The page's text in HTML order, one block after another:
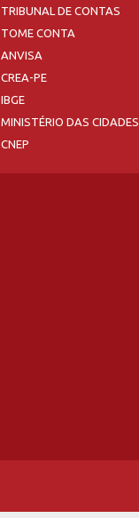
TRIBUNAL DE CONTAS
TOME CONTA
ANVISA
CREA-PE
IBGE
MINISTÉRIO DAS CIDADES
CNEP